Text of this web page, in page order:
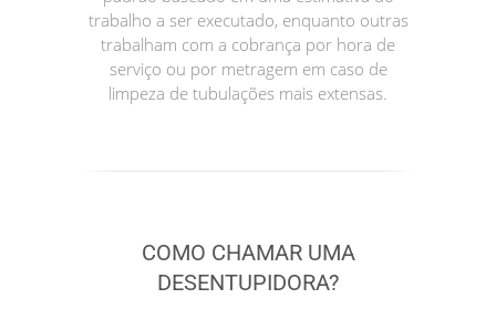
trabalho a ser executado, enquanto outras
trabalham com a cobrança por hora de
serviço ou por metragem em caso de
limpeza de tubulações mais extensas.
COMO CHAMAR UMA
DESENTUPIDORA?